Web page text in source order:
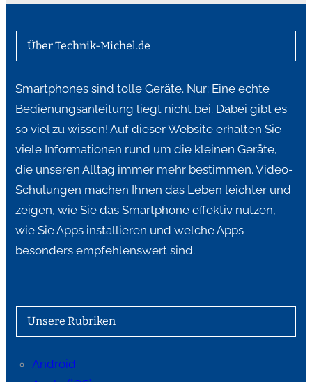
Über Technik-Michel.de
Smartphones sind tolle Geräte. Nur: Eine echte
Bedienungsanleitung liegt nicht bei. Dabei gibt es
so viel zu wissen! Auf dieser Website erhalten Sie
viele Informationen rund um die kleinen Geräte,
die unseren Alltag immer mehr bestimmen. Video-
Schulungen machen Ihnen das Leben leichter und
zeigen, wie Sie das Smartphone effektiv nutzen,
wie Sie Apps installieren und welche Apps
besonders empfehlenswert sind.
Unsere Rubriken
Android